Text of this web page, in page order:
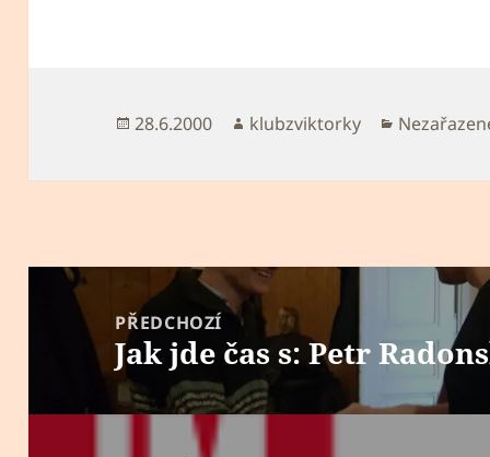
Publikováno:
28.6.2000 Autor:
klubzviktorky Rubriky:
Navigace
příspěvek
PŘEDCHOZÍ
Předchozí
příspěvek:
Jak jde čas s: Petr